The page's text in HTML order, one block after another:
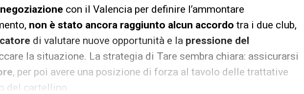
con il Valencia per definire l’ammontare
non è stato ancora raggiunto alcun accordo tra i due club,
di valutare nuove opportunità e la pressione del
la situazione. La strategia di Tare sembra chiara: assicurarsi
, per poi avere una posizione di forza al tavolo delle trattative
del cartellino.